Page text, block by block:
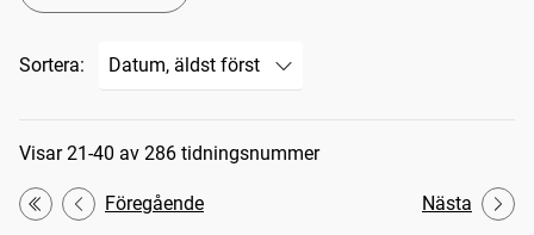
Sortera:
Sökresultat
Visar 21-40 av 286 tidningsnummer
Första
Föregående Nästa